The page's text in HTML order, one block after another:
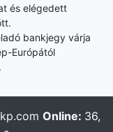
és elégedett
bankjegy várja
Európától
Online: 36,